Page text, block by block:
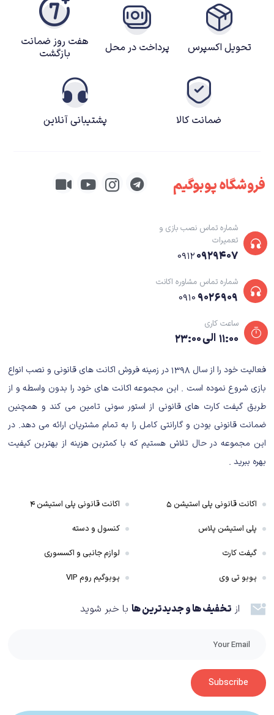
تحویل اکسپرس پرداخت در محل
هفت روز ضمانت
بازگشت
ضمانت کالا پشتیبانی آنلاین
فروشگاه پوبوگیم
شماره تماس نصب بازی و
تعمیرات
۰۹۱۲۰۹۲۹۴۰۷
شماره تماس مشاوره اکانت
۰۹۱۰ ۹۰۲۶۹۰۹
ساعت کاری
۱۱:۰۰ الی ۲۳:۰۰
فعالیت خود را از سال ۱۳۹۸ در زمینه فروش اکانت های قانونی و نصب انواع
بازی شروع نموده است . این مجموعه اکانت های خود را بدون واسطه و از
طریق گیفت کارت های قانونی از استور سونی تامین می کند و همچنین
ضمانت قانونی بودن و گارانتی کامل را به تمام مشتریان ارائه می دهد. در
این مجموعه در حال تلاش هستیم که با کمترین هزینه از بهترین کیفیت
بهره ببرید .
اکانت قانونی پلی استیشن ۵
پلی استیشن پلاس
گیفت کارت
پوبو تی وی
اکانت قانونی پلی استیشن ۴
کنسول و دسته
لوازم جانبی و اکسسوری
پوبوگیم روم VIP
از تخفیف ها و جدیدترین ها با خبر شوید
Subscribe